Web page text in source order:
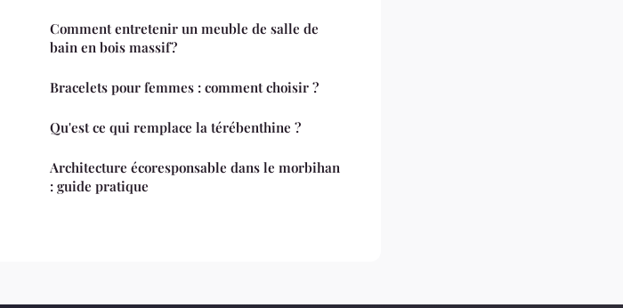
Comment entretenir un meuble de salle de
bain en bois massif ?
Bracelets pour femmes : comment choisir ?
Qu'est ce qui remplace la térébenthine ?
Architecture écoresponsable dans le morbihan
: guide pratique